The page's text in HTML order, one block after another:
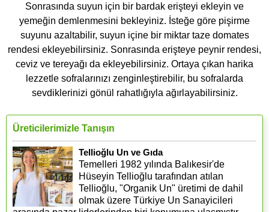
Sonrasında suyun için bir bardak erişteyi ekleyin ve
yemeğin demlenmesini bekleyiniz. İsteğe göre pişirme
suyunu azaltabilir, suyun içine bir miktar taze domates
rendesi ekleyebilirsiniz. Sonrasında erişteye peynir rendesi,
ceviz ve tereyağı da ekleyebilirsiniz. Ortaya çıkan harika
lezzetle sofralarınızı zenginleştirebilir, bu sofralarda
sevdiklerinizi gönül rahatlığıyla ağırlayabilirsiniz.
Üreticilerimizle Tanışın
Tellioğlu Un ve Gıda
Temelleri 1982 yılında Balıkesir'de
Hüseyin Tellioğlu tarafından atılan
Tellioğlu, "Organik Un" üretimi de dahil
olmak üzere Türkiye Un Sanayicileri